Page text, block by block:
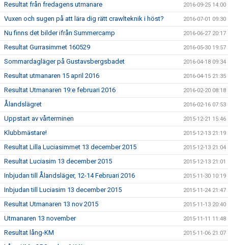
Resultat från fredagens utmanare 2016-09-25 14:00
Vuxen och sugen på att lära dig rätt crawlteknik i höst? 2016-07-01 09:30
Nu finns det bilder ifrån Summercamp 2016-06-27 20:17
Resultat Gurrasimmet 160529 2016-05-30 19:57
Sommardagläger på Gustavsbergsbadet 2016-04-18 09:34
Resultat utmanaren 15 april 2016 2016-04-15 21:35
Resultat Utmanaren 19:e februari 2016 2016-02-20 08:18
Ålandslägret 2016-02-16 07:53
Uppstart av vårterminen 2015-12-21 15:46
Klubbmästare! 2015-12-13 21:19
Resultat Lilla Luciasimmet 13 december 2015 2015-12-13 21:04
Resultat Luciasim 13 december 2015 2015-12-13 21:01
Inbjudan till Ålandsläger, 12-14 Februari 2016 2015-11-30 10:19
Inbjudan till Luciasim 13 december 2015 2015-11-24 21:47
Resultat Utmanaren 13 nov 2015 2015-11-13 20:40
Utmanaren 13 november 2015-11-11 11:48
Resultat lång-KM 2015-11-06 21:07